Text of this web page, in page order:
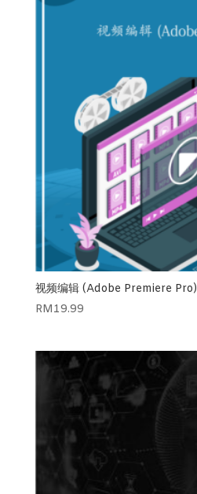
视频编辑 (Adobe Premiere Pro)
RM19.99